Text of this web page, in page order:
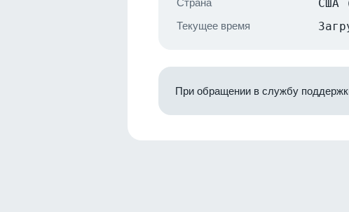
США
Текущее время
При обращении в службу